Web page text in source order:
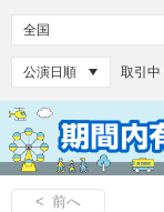
取引中
< 前へ